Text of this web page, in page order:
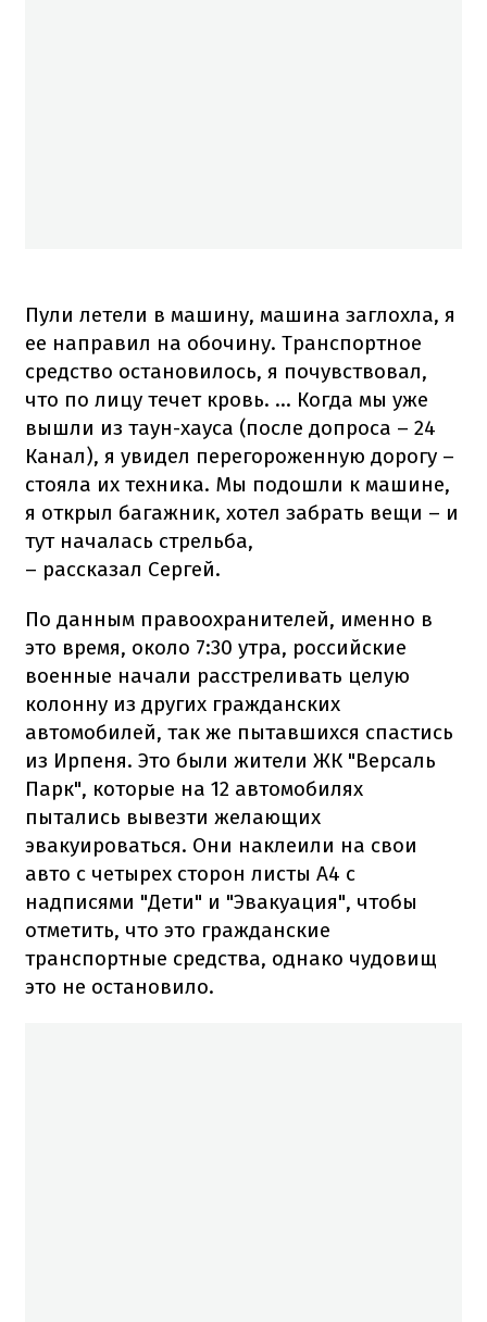
Пули летели в машину, машина заглохла, я
ее направил на обочину. Транспортное
средство остановилось, я почувствовал,
что по лицу течет кровь. … Когда мы уже
вышли из таун-хауса (после допроса – 24
Канал), я увидел перегороженную дорогу –
стояла их техника. Мы подошли к машине,
я открыл багажник, хотел забрать вещи – и
тут началась стрельба,
– рассказал Сергей.
По данным правоохранителей, именно в
это время, около 7:30 утра, российские
военные начали расстреливать целую
колонну из других гражданских
автомобилей, так же пытавшихся спастись
из Ирпеня. Это были жители ЖК "Версаль
Парк", которые на 12 автомобилях
пытались вывезти желающих
эвакуироваться. Они наклеили на свои
авто с четырех сторон листы А4 с
надписями "Дети" и "Эвакуация", чтобы
отметить, что это гражданские
транспортные средства, однако чудовищ
это не остановило.